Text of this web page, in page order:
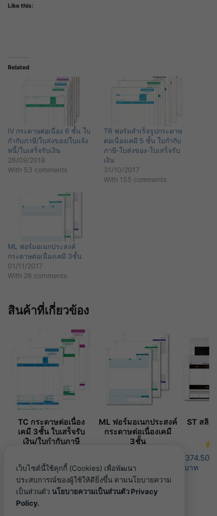
Like this:
Related
IV กระดาษต่อเนื่อง 6 ชั้น ใบ
กำกับภาษี/ใบส่งของ/ใบแจ้ง
หนี้/ใบเสร็จรับเงิน
26/09/2018
With 53 comments
TR ฟอร์มสำเร็จรูปกระดาษ
ต่อเนื่องเคมี 5 ชั้น ใบกำกับ
ภาษี-ใบส่งของ-ใบเสร็จรับ
เงิน
31/10/2017
With 155 comments
ML ฟอร์มอเนกประสงค์
กระดาษต่อเนื่องเคมี 3ชั้น
01/11/2017
With 26 comments
สินค้าที่เกี่ยวข้อง
TC กระดาษต่อเนื่อง
เคมี 3ชั้น ใบเสร็จรับ
เงิน/ใบกำกับภาษี
385.20บาท – 8,667.00บาทPrice range: 385.20 บาท
This product has multiple variants. The
ML ฟอร์มอเนกประสงค์
กระดาษต่อเนื่องเคมี
3ชั้น
ตั้งแต่ 1-5
385.20บาท บาท
This product has
ST สลิป
ใ
374.50
เว็บไซต์นี้ใช้คุกกี้ (Cookies) เพื่อพัฒนา
ประสบการณ์ของผู้ใช้ให้ดียิ่งขึ้น ตามนโยบายความ
เป็นส่วนตัว นโยบายความเป็นส่วนตัว Privacy
Policy.